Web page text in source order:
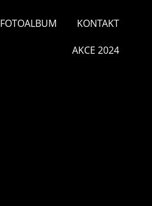
FOTOALBUM KONTAKT
AKCE 2024